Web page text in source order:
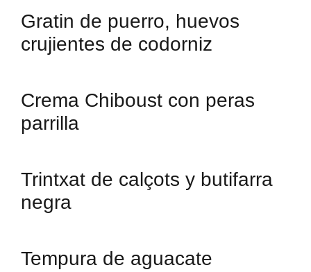
Gratin de puerro, huevos
crujientes de codorniz
Crema Chiboust con peras
parrilla
Trintxat de calçots y butifarra
negra
Tempura de aguacate